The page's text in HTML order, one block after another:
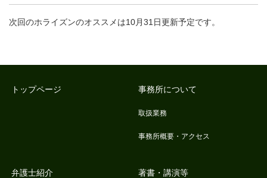
次回のホライズンのオススメは10月31日更新予定です。
トップページ 事務所について
取扱業務
事務所概要・アクセス
弁護士紹介 著書・講演等